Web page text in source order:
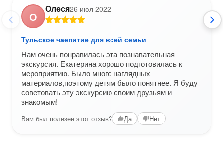
О
Олеся26 июл 2022
Тульское чаепитие для всей семьи
Нам очень понравилась эта познавательная
экскурсия. Екатерина хорошо подготовилась к
мероприятию. Было много наглядных
материалов,поэтому детям было понятнее. Я буду
советовать эту экскурсию своим друзьям и
знакомым!
Вам был полезен этот отзыв? Да Нет